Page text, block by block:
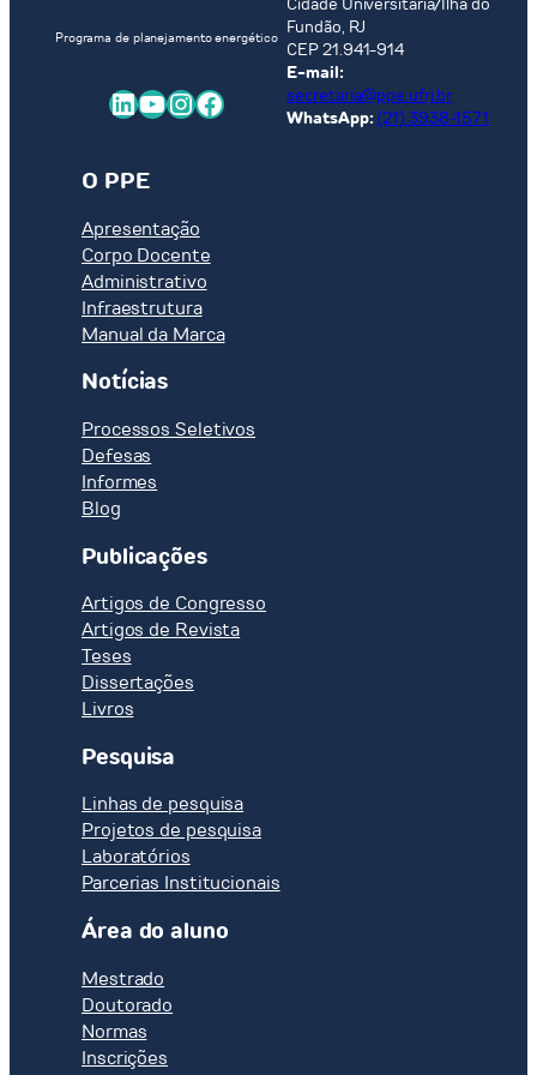
Programa de planejamento energético
LinkedIn Youtube InstagramFacebook
Fundão, RJ
CEP 21.941-914
E-mail:
secretaria@ppe.ufrj.br
WhatsApp: (21) 3938-1571
O PPE
Apresentação
Corpo Docente
Administrativo
Infraestrutura
Manual da Marca
Notícias
Processos Seletivos
Defesas
Informes
Blog
Publicações
Artigos de Congresso
Artigos de Revista
Teses
Dissertações
Livros
Pesquisa
Linhas de pesquisa
Projetos de pesquisa
Laboratórios
Parcerias Institucionais
Área do aluno
Mestrado
Doutorado
Normas
Inscrições